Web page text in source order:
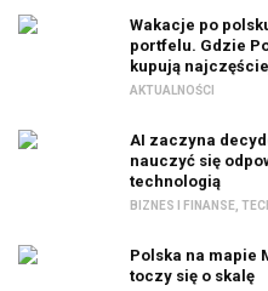
Wakacje po
portfelu. Gdzie
kupują
AKTUALNOŚCI
AI zaczyna
nauczyć się
technologią
BIZNES I FINANSE
Polska na mapie
toczy się o skalę